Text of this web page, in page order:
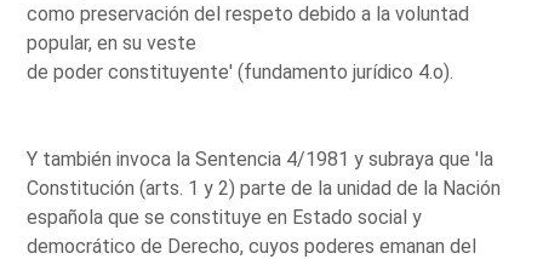
como preservación del respeto debido a la voluntad
popular, en su veste
de poder constituyente' (fundamento jurídico 4.o).
Y también invoca la Sentencia 4/1981 y subraya que 'la
Constitución (arts. 1 y 2) parte de la unidad de la Nación
española que se constituye en Estado social y
democrático de Derecho, cuyos poderes emanan del